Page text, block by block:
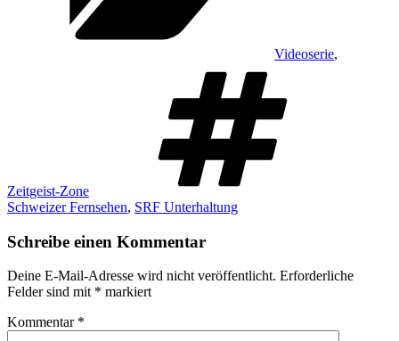
Videoserie,
Zeitgeist-Zone
Schweizer Fernsehen, SRF Unterhaltung
Schreibe einen Kommentar
Deine E-Mail-Adresse wird nicht veröffentlicht. Erforderliche
Felder sind mit * markiert
Kommentar *